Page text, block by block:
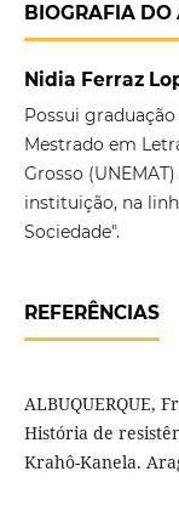
BIOGRAFIA DO
Nidia Ferraz
Possui
Mestrado em
Grosso
instituição, na
Sociedade".
REFERÊNCIAS
ALBUQUERQUE,
História de
Krahô-Kanela.